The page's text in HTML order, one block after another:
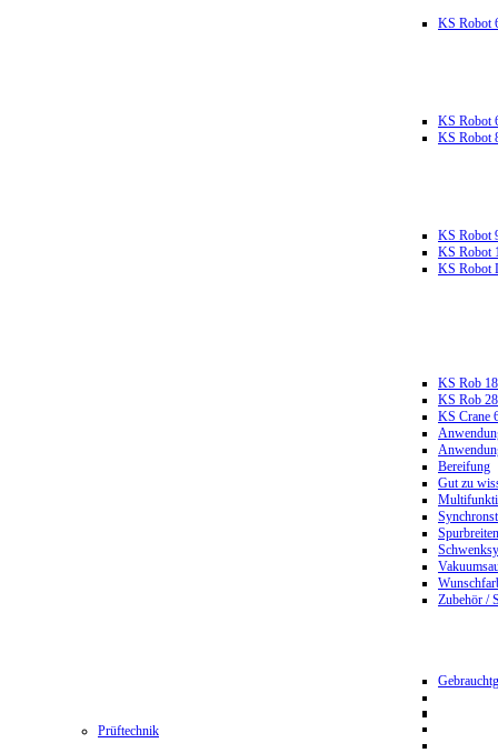
KS Robot
KS Robot
KS Robot
KS Robot
KS Robot
KS Robot
KS Rob
KS Rob
KS Crane
Bereifung
Gut zu
Zubehör /
Prüftechnik